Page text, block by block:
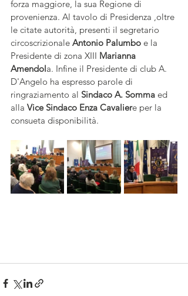
forza maggiore, la sua Regione di
provenienza. Al tavolo di Presidenza ,oltre
le citate autorità, presenti il segretario
circoscrizionale Antonio Palumbo e la
Presidente di zona XIII Marianna
Amendola. Infine il Presidente di club A.
D'Angelo ha espresso parole di
ringraziamento al Sindaco A. Somma ed
alla Vice Sindaco Enza Cavaliere per la
consueta disponibilità.